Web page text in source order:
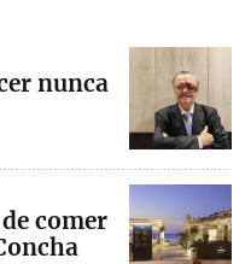
nunca
comer